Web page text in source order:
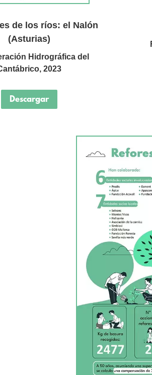
de los ríos: el Nalón
(Asturias)
Hidrográfica del
, 2023
Descargar